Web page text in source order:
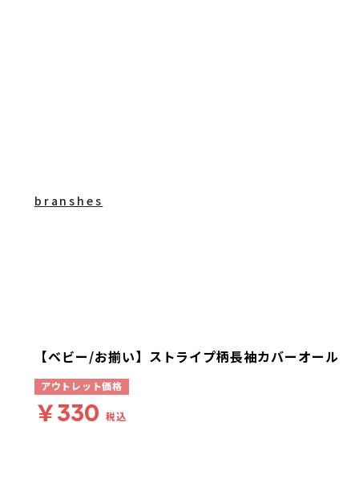
branshes
【ベビー/お揃い】ストライプ柄長袖カバーオール
アウトレット価格
￥330 税込